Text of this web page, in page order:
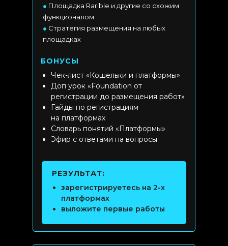
● Площадка Rarible и другие со схожим
функционалом
● Стратегия размещения на любых
площадках
зарегистрируетесь на 2-х
платформах
выложите первые работы
РЕЗУЛЬТАТ:
Чек-лист «Кошельки и платформы»
Доп урок «Foundation от
регистрации до размещения работ»
Гайды по регистрациям
на платформах
Словарь понятий «Платформы»
Эфир с ответами на вопросы
БОНУСЫ